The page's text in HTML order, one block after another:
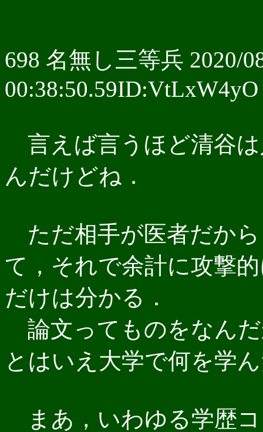
698 名無し三等兵 2020/
00:38:50.59ID:VtLxW4yO
言えば言うほど清谷
んだけどね．
ただ相手が医者だか
て，それで余計に攻撃
だけは分かる．
論文ってものをなん
とはいえ大学で何を学
まあ，いわゆる学歴